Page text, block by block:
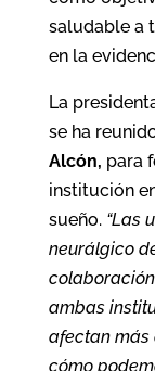
saludable a
en la
La
se ha
Alcón, para
institución
sueño. “Las
neurálgico
ambas
afectan más
cómo